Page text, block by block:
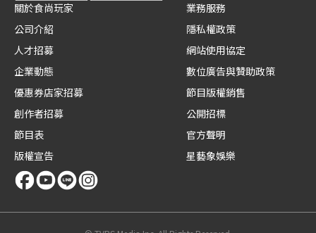
關於食尚玩家
公司介紹
人才招募
企業動態
優惠券店家招募
創作者招募
節目表
版權宣告
業務服務
隱私權政策
網站使用協定
數位廣告與贊助政策
節目版權銷售
公開招標
官方聲明
星藝象娛樂